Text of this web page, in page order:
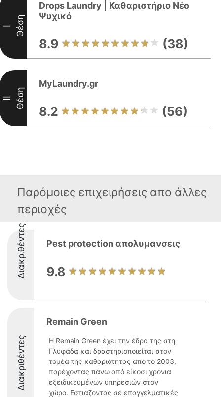
I Θέση
Drops Laundry | Καθαριστήριο Νέο
Ψυχικό
8.9 (38)
II Θέση
MyLaundry.gr
8.2 (56)
Παρόμοιες επιχειρήσεις απο άλλες
περιοχές
Διακριθέντες Pest protection απολυμανσεις
9.8
Διακριθέντες
Remain Green
Η Remain Green έχει την έδρα της στη
Γλυφάδα και δραστηριοποιείται στον
τομέα της καθαριότητας από το 2003,
παρέχοντας πάνω από είκοσι χρόνια
εξειδικευμένων υπηρεσιών στον
χώρο. Εστιάζοντας σε επαγγελματικές